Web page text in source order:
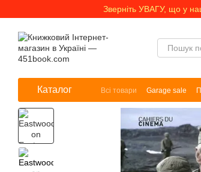
Перейти до основного контентуЗверніть УВАГУ, що у
Каталог Всі товари Garage sale